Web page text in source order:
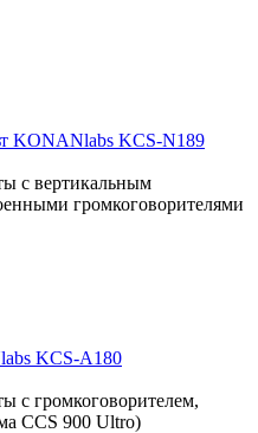
KONANlabs KCS-N189
с вертикальным
громкоговорителями
KCS-A180
с громкоговорителем,
CCS 900 Ultro)